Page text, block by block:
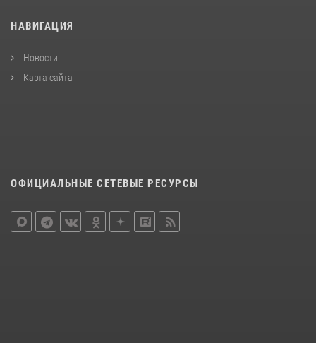
НАВИГАЦИЯ
Новости
Карта сайта
ОФИЦИАЛЬНЫЕ СЕТЕВЫЕ РЕСУРСЫ